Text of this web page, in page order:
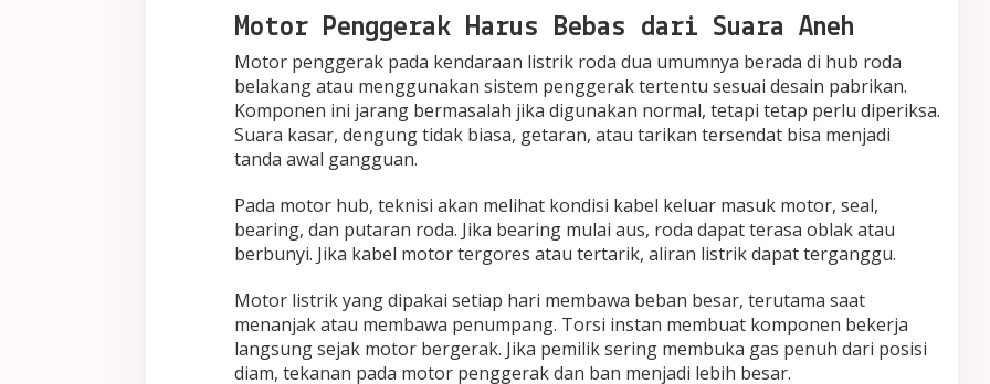
Motor Penggerak Harus Bebas dari Suara Aneh
Motor penggerak pada kendaraan listrik roda dua umumnya berada di hub roda
belakang atau menggunakan sistem penggerak tertentu sesuai desain pabrikan.
Komponen ini jarang bermasalah jika digunakan normal, tetapi tetap perlu diperiksa.
Suara kasar, dengung tidak biasa, getaran, atau tarikan tersendat bisa menjadi
tanda awal gangguan.
Pada motor hub, teknisi akan melihat kondisi kabel keluar masuk motor, seal,
bearing, dan putaran roda. Jika bearing mulai aus, roda dapat terasa oblak atau
berbunyi. Jika kabel motor tergores atau tertarik, aliran listrik dapat terganggu.
Motor listrik yang dipakai setiap hari membawa beban besar, terutama saat
menanjak atau membawa penumpang. Torsi instan membuat komponen bekerja
langsung sejak motor bergerak. Jika pemilik sering membuka gas penuh dari posisi
diam, tekanan pada motor penggerak dan ban menjadi lebih besar.